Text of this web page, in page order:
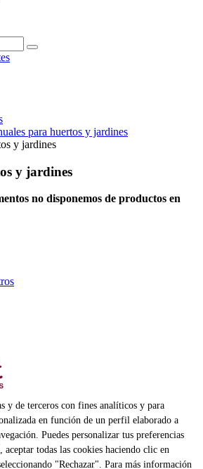
para huertos y jardines
y jardines
y jardines
no disponemos de productos en
Igualada, Barcelona
y de terceros con fines analíticos y para
en función de un perfil elaborado a
Puedes personalizar tus preferencias
todas las cookies haciendo clic en
"Rechazar". Para más información